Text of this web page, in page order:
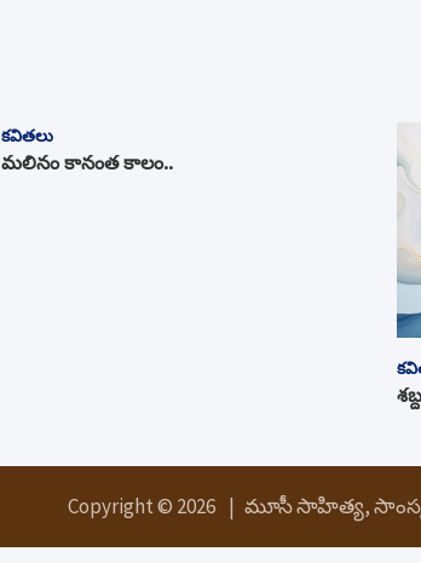
కవితలు
మలినం కానంత కాలం..
Copyright © 2026 మూసీ సాహిత్య,